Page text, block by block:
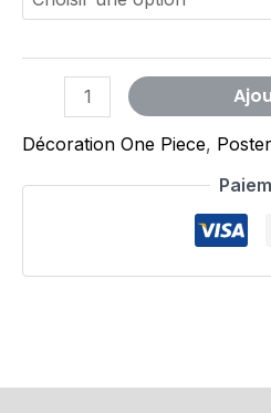
Décoration One Piece,